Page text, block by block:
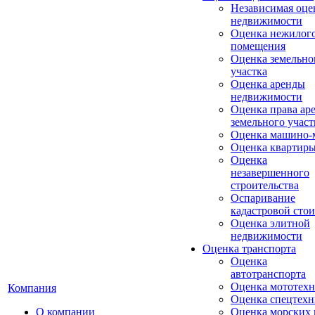
Компания
О компании
Независимая
недвижимости
Оценка
помещения
Оценка
участка
Оценка аренды
недвижимости
Оценка права
земельного
Оценка машино-
Оценка
Оценка
незавершенного
строительства
Оспаривание
кадастровой
Оценка элитной
недвижимости
Оценка транспорта
Оценка
автотранспорта
Оценка
Оценка
Оценка морских